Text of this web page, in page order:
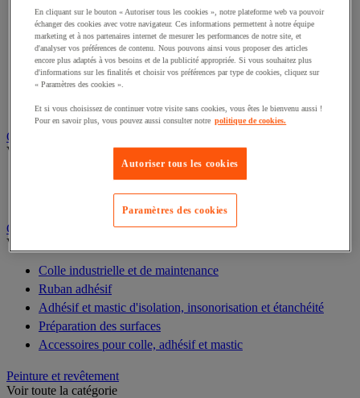
Batterie, chargeur et câble
Câble électrique
Équipement de tableau électrique
Prise et interrupteur
Rallonge, multiprise et enrouleur électrique
Accessoires pour tableau électrique
Outillage électroportatif
Voir toute la catégorie
Outillage électroportatif filaire
Outillage électroportatif sans fil
Colle, adhésif et mastic
Voir toute la catégorie
Colle industrielle et de maintenance
Ruban adhésif
Adhésif et mastic d'isolation, insonorisation et étanchéité
Préparation des surfaces
Accessoires pour colle, adhésif et mastic
Peinture et revêtement
Voir toute la catégorie
En cliquant sur le bouton « Autoriser tous les cookies », notre plateforme web va pouvoir
échanger des cookies avec votre navigateur. Ces informations permettent à notre équipe
marketing et à nos partenaires internet de mesurer les performances de notre site, et
d'analyser vos préférences de contenu. Nous pouvons ainsi vous proposer des articles
encore plus adaptés à vos besoins et de la publicité appropriée. Si vous souhaitez plus
d'informations sur les finalités et choisir vos préférences par type de cookies, cliquez sur
« Paramètres des cookies ».
Et si vous choisissez de continuer votre visite sans cookies, vous êtes le bienvenu aussi !
Pour en savoir plus, vous pouvez aussi consulter notre politique de cookies.
Autoriser tous les cookies
Paramètres des cookies